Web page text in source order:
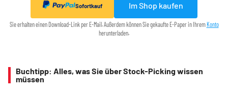
Sofortkauf Im Shop kaufen
Sie erhalten einen Download-Link per E-Mail. Außerdem können Sie gekaufte E-Paper in Ihrem Konto
herunterladen.
Buchtipp: Alles, was Sie über Stock-Picking wissen
müssen